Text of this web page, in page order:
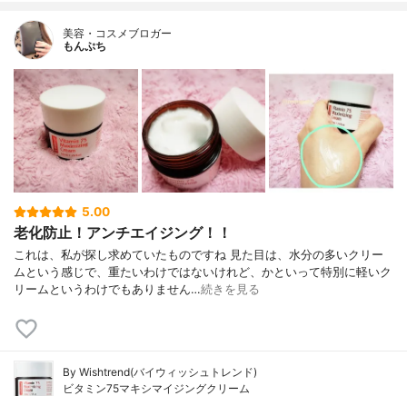
美容・コスメブロガー
もんぷち
5.00
老化防止！アンチエイジング！！
これは、私が探し求めていたものですね 見た目は、水分の多いクリー
ムという感じで、重たいわけではないけれど、かといって特別に軽いク
リームというわけでもありません…続きを見る
By Wishtrend(バイウィッシュトレンド)
ビタミン75マキシマイジングクリーム